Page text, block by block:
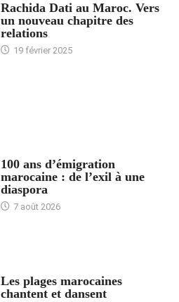
Rachida Dati au Maroc. Vers
un nouveau chapitre des
relations
19 février 2025
100 ans d’émigration
marocaine : de l’exil à une
diaspora
7 août 2026
Les plages marocaines
chantent et dansent